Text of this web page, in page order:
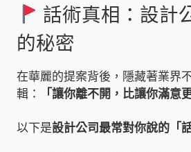
飛碟 不斷電 UPS / 穩壓器 AVR
遠距教學、在家辦公
USB隨插即用視訊攝影機
數位廣告看板播放器
話術真相：設計
的秘密
在華麗的提案背後，隱藏著業界
輯：
「讓你離不開，比讓你滿意
以下是設計公司最常對你說的「話